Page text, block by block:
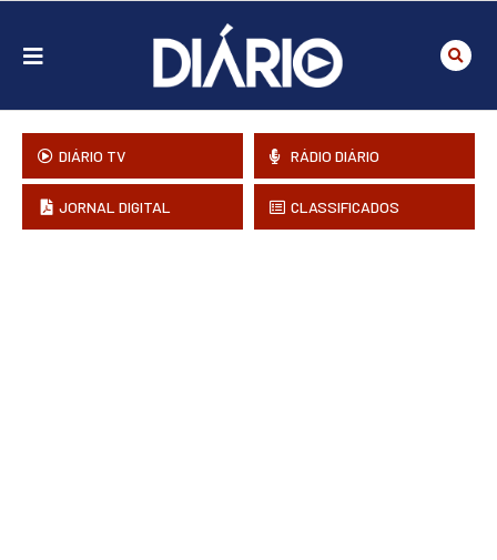
DIÁRIO TV RÁDIO DIÁRIO
JORNAL DIGITAL CLASSIFICADOS